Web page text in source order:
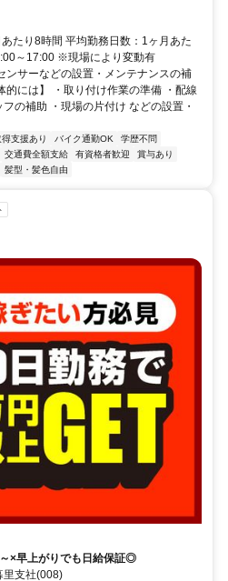
「牛田駅」から徒歩15分 最寄りのバ
たり8時間 平均勤務日数：1ヶ月あた
～17:00 ※現場により変動有
ンサーなどの設置・メンテナンスの補
的には】 ・取り付け作業の準備 ・配線
の補助 ・現場の片付け などの設置・
支援あり バイク通勤OK
学歴不問
交通費全額支給 有資格者歓迎
賞与あり
髪型・髪色自由
×早上がりでも日給保証◎
支社(008)